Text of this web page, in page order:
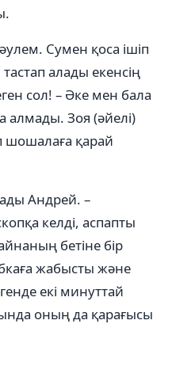
Сумен қоса ішіп
алады екенсің
сол! – Әке мен бала
алмады. Зоя (әйелі)
шошалаға қарай
Андрей. –
келді, аспапты
бетіне бір
жабысты және
екі минуттай
оның да қарағысы